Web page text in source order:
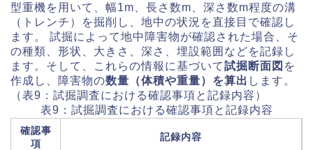
型重機を用いて、幅1m、長さ数m、深さ数m程度の溝
（トレンチ）を掘削し、地中の状況を直接目で確認し
ます。 試掘によって地中障害物が確認された場合、そ
の種類、形状、大きさ、深さ、埋設範囲などを記録し
ます。そして、これらの情報に基づいて試掘断面図 を
作成し、障害物の数量（体積や重量）を算出 します。
（表9：試掘調査における確認事項と記録内容）
表9：試掘調査における確認事項と記録内容
確認事
項
記録内容